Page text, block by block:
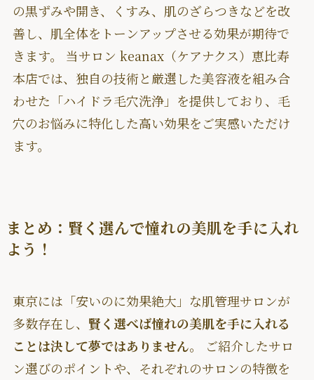
の黒ずみや開き、くすみ、肌のざらつきなどを改
善し、肌全体をトーンアップさせる効果が期待で
きます。 当サロン keanax（ケアナクス）恵比寿
本店では、独自の技術と厳選した美容液を組み合
わせた「ハイドラ毛穴洗浄」を提供しており、毛
穴のお悩みに特化した高い効果をご実感いただけ
ます。
まとめ：賢く選んで憧れの美肌を手に入れ
よう！
東京には「安いのに効果絶大」な肌管理サロンが
多数存在し、 賢く選べば憧れの美肌を手に入れる
ことは決して夢ではありません。 ご紹介したサロ
ン選びのポイントや、それぞれのサロンの特徴を